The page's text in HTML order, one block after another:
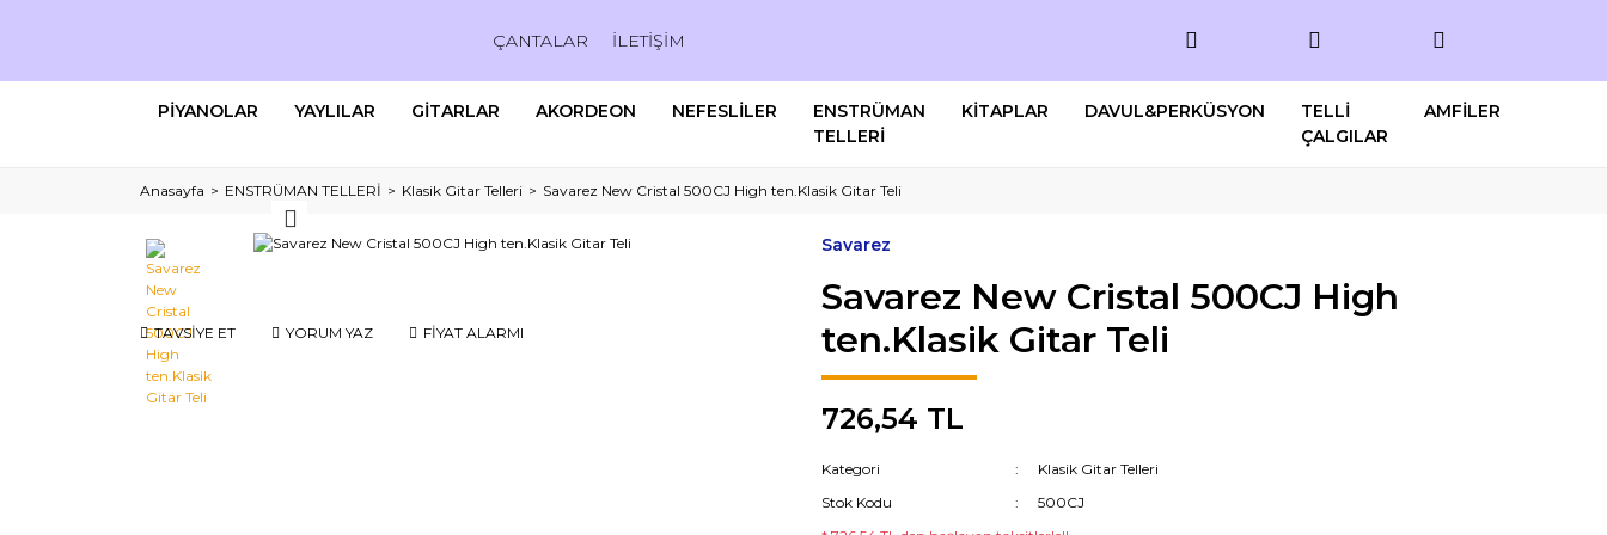
ÇANTALAR İLETİŞİM
PİYANOLAR YAYLILAR GİTARLAR AKORDEON NEFESLİLER
ENSTRÜMAN
TELLERİ
KİTAPLAR DAVUL&PERKÜSYON
TELLİ
ÇALGILAR
AMFİLER
Anasayfa ENSTRÜMAN TELLERİ Klasik Gitar Telleri Savarez New Cristal 500CJ High ten.Klasik Gitar Teli
TAVSİYE ET YORUM YAZ FİYAT ALARMI
Savarez
Savarez New Cristal 500CJ High
ten.Klasik Gitar Teli
726,54 TL
Kategori
Klasik Gitar Telleri
Stok Kodu
500CJ